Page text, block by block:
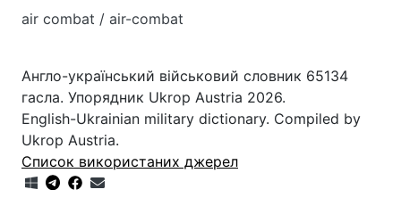
air combat / air-combat
Англо-український військовий словник 65134
гасла. Упорядник Ukrop Austria 2026.
English-Ukrainian military dictionary. Compiled by
Ukrop Austria.
Список використаних джерел